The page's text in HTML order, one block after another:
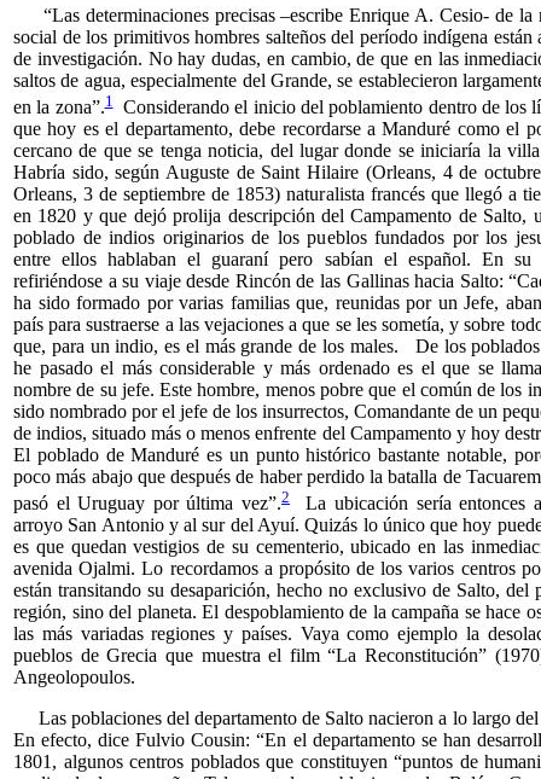
“Las determinaciones precisas –escribe Enrique A. Cesio- de la
social de los primitivos hombres salteños del período indígena están
de investigación. No hay dudas, en cambio, de que en las
saltos de agua, especialmente del Grande, se establecieron
en la zona”.1Considerando el inicio del poblamiento dentro de los
que hoy es el departamento, debe recordarse a Manduré como el
cercano de que se tenga noticia, del lugar donde se iniciaría la
Habría sido, según Auguste de Saint Hilaire (Orleans, 4 de
Orleans, 3 de septiembre de 1853) naturalista francés que llegó a
en 1820 y que dejó prolija descripción del Campamento de Salto,
poblado de indios originarios de los pueblos fundados por los
entre ellos hablaban el guaraní pero sabían el español. En su
refiriéndose a su viaje desde Rincón de las Gallinas hacia Salto:
ha sido formado por varias familias que, reunidas por un Jefe,
país para sustraerse a las vejaciones a que se les sometía, y sobre
que, para un indio, es el más grande de los males. De los
he pasado el más considerable y más ordenado es el que se
nombre de su jefe. Este hombre, menos pobre que el común de los
sido nombrado por el jefe de los insurrectos, Comandante de un
de indios, situado más o menos enfrente del Campamento y hoy
El poblado de Manduré es un punto histórico bastante notable,
poco más abajo que después de haber perdido la batalla de
pasó el Uruguay por última vez”.2
La ubicación sería entonces
arroyo San Antonio y al sur del Ayuí. Quizás lo único que hoy
es que quedan vestigios de su cementerio, ubicado en las
avenida Ojalmi. Lo recordamos a propósito de los varios centros
están transitando su desaparición, hecho no exclusivo de Salto, del
región, sino del planeta. El despoblamiento de la campaña se hace
las más variadas regiones y países. Vaya como ejemplo la
pueblos de Grecia que muestra el film “La Reconstitución”
Angeolopoulos.
Las poblaciones del departamento de Salto nacieron a lo largo
En efecto, dice Fulvio Cousin: “En el departamento se han
1801, algunos centros poblados que constituyen “puntos de